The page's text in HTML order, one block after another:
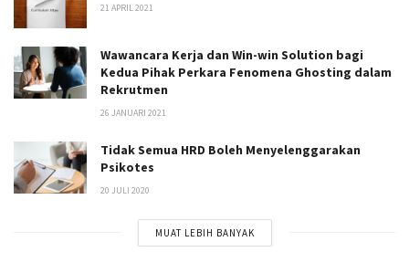
21 APRIL 2021
Wawancara Kerja dan Win-win Solution bagi
Kedua Pihak Perkara Fenomena Ghosting dalam
Rekrutmen
26 JANUARI 2021
Tidak Semua HRD Boleh Menyelenggarakan
Psikotes
20 JULI 2020
MUAT LEBIH BANYAK